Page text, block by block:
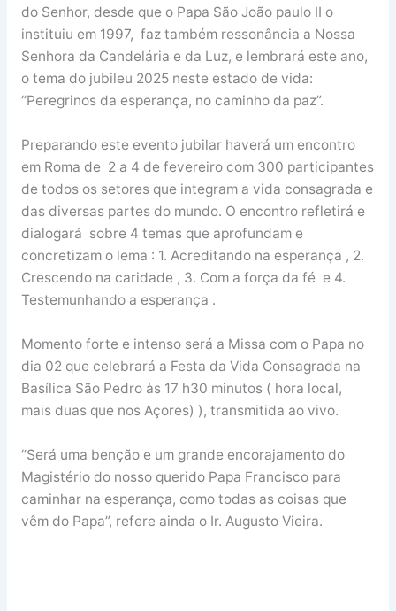
do Senhor, desde que o Papa São João paulo II o
instituiu em 1997, faz também ressonância a Nossa
Senhora da Candelária e da Luz, e lembrará este ano,
o tema do jubileu 2025 neste estado de vida:
“Peregrinos da esperança, no caminho da paz”.
Preparando este evento jubilar haverá um encontro
em Roma de 2 a 4 de fevereiro com 300 participantes
de todos os setores que integram a vida consagrada e
das diversas partes do mundo. O encontro refletirá e
dialogará sobre 4 temas que aprofundam e
concretizam o lema : 1. Acreditando na esperança , 2.
Crescendo na caridade , 3. Com a força da fé e 4.
Testemunhando a esperança .
Momento forte e intenso será a Missa com o Papa no
dia 02 que celebrará a Festa da Vida Consagrada na
Basílica São Pedro às 17 h30 minutos ( hora local,
mais duas que nos Açores) ), transmitida ao vivo.
“Será uma benção e um grande encorajamento do
Magistério do nosso querido Papa Francisco para
caminhar na esperança, como todas as coisas que
vêm do Papa”, refere ainda o Ir. Augusto Vieira.